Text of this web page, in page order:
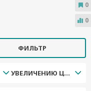
ФИЛЬТР
УВЕЛИЧЕНИЮ ЦЕНЫ
0
0